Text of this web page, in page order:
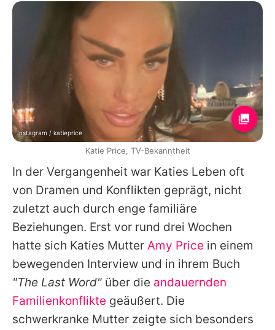
In der Vergangenheit war Katies Leben oft
von Dramen und Konflikten geprägt, nicht
zuletzt auch durch enge familiäre
Beziehungen. Erst vor rund drei Wochen
hatte sich Katies Mutter Amy Price in einem
bewegenden Interview und in ihrem Buch
"The Last Word" über die andauernden
Familienkonflikte geäußert. Die
schwerkranke Mutter zeigte sich besonders
Instagram / katieprice
Katie Price, TV-Bekanntheit